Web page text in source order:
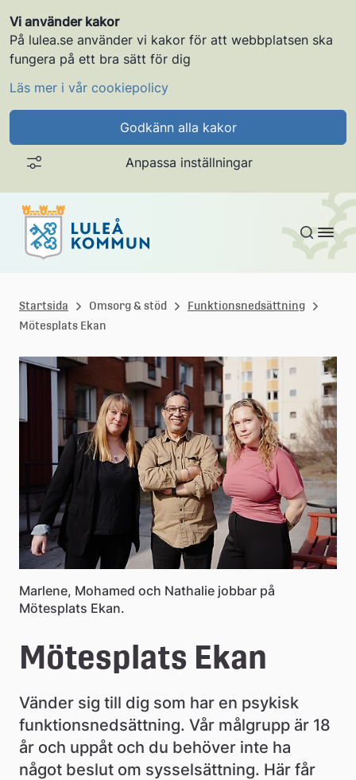
Vi använder kakor
På lulea.se använder vi kakor för att webbplatsen ska
fungera på ett bra sätt för dig
Läs mer i vår cookiepolicy
Godkänn alla kakor
Anpassa inställningar
Gå till innehållet
u
l
e
å
k
o
m
m
u
n
Startsida Omsorg & stöd
Funktionsnedsättning
Mötesplats Ekan
Marlene, Mohamed och Nathalie jobbar på
Mötesplats Ekan.
Mötesplats Ekan
Vänder sig till dig som har en psykisk
funktionsnedsättning. Vår målgrupp är 18
år och uppåt och du behöver inte ha
något beslut om sysselsättning. Här får